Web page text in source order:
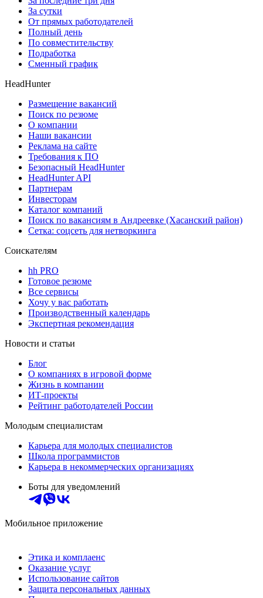
За сутки
От прямых работодателей
Полный день
По совместительству
Подработка
Сменный график
HeadHunter
Размещение вакансий
Поиск по резюме
О компании
Наши вакансии
Реклама на сайте
Требования к ПО
Безопасный HeadHunter
HeadHunter API
Партнерам
Инвесторам
Каталог компаний
Поиск по вакансиям в Андреевке (Хасанский район)
Сетка: соцсеть для нетворкинга
Соискателям
hh PRO
Готовое резюме
Все сервисы
Хочу у вас работать
Производственный календарь
Экспертная рекомендация
Новости и статьи
Блог
О компаниях в игровой форме
Жизнь в компании
ИТ-проекты
Рейтинг работодателей России
Молодым специалистам
Карьера для молодых специалистов
Школа программистов
Карьера в некоммерческих организациях
Боты для уведомлений
Мобильное приложение
Этика и комплаенс
Оказание услуг
Использование сайтов
Защита персональных данных